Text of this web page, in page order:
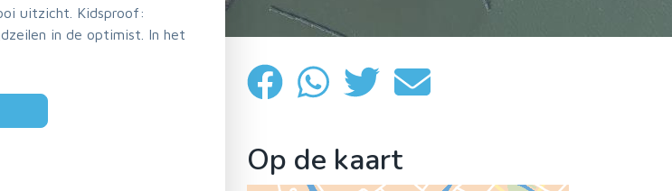
uitzicht. Kidsproof:
in de optimist. In het
Op de kaart